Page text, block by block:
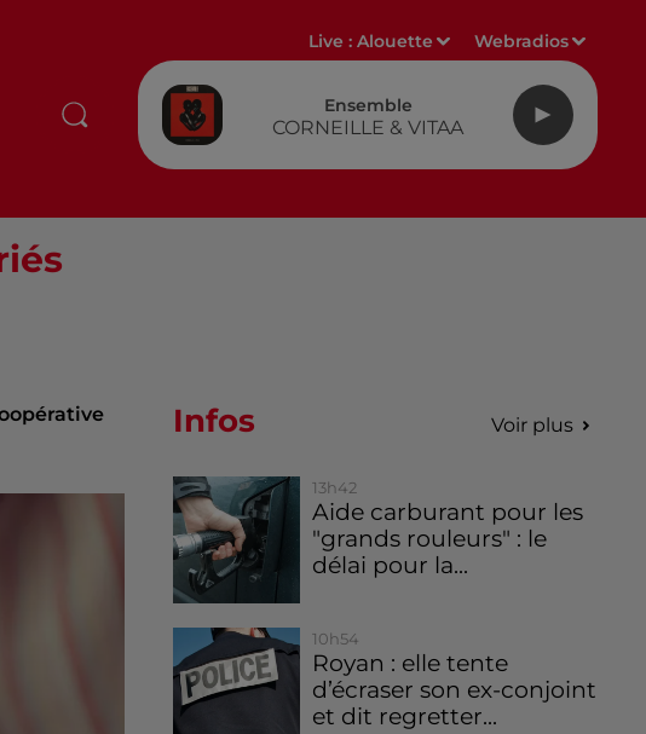
Live :Alouette Webradios
Ensemble
CORNEILLE & VITAA
Infos Voir plus
13h42
Aide carburant pour les
"grands rouleurs" : le
délai pour la...
10h54
Royan : elle tente
d’écraser son ex-conjoint
et dit regretter...